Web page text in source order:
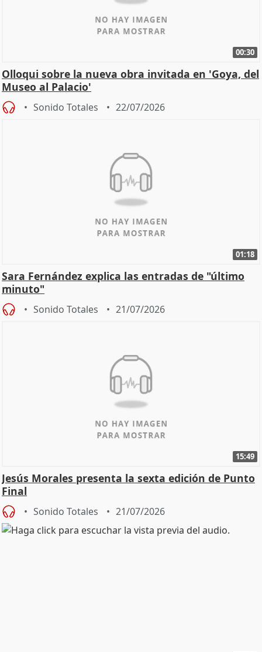
00:30
Olloqui sobre la nueva obra invitada en 'Goya, del
Museo al Palacio'
Sonido Totales 22/07/2026
01:18
Sara Fernández explica las entradas de "último
minuto"
Sonido Totales 21/07/2026
15:49
Jesús Morales presenta la sexta edición de Punto
Final
Sonido Totales 21/07/2026